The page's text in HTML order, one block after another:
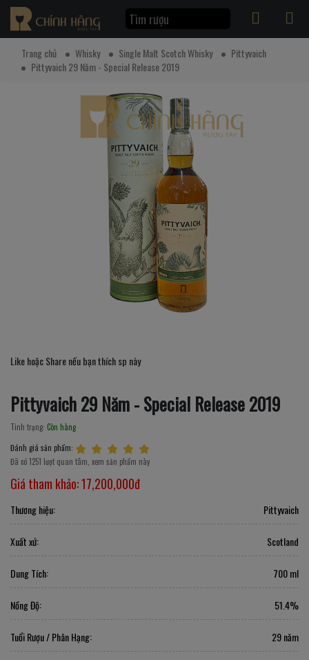
Trang chủ Whisky Single Malt Scotch Whisky
Pittyvaich
Pittyvaich 29 Năm - Special Release 2019
Like hoặc Share nếu bạn thích sp này
Pittyvaich 29 Năm - Special Release 2019
Tình trạng: Còn hàng
Đánh giá sản phẩm:
Đã có 1251 lượt quan tâm, xem sản phẩm này
Giá tham khảo:17,200,000đ
Thương hiệu: Pittyvaich
Xuất xứ: Scotland
Dung Tích: 700 ml
Nồng Độ: 51.4%
Tuổi Rượu / Phân Hạng: 29 năm